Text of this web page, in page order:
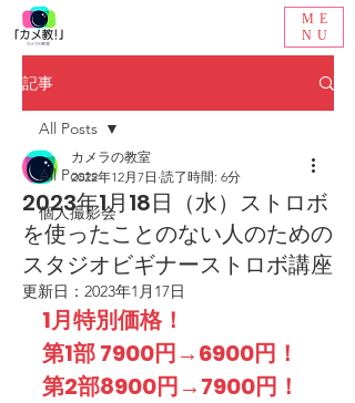
ME
NU
記事
All Posts
個人撮影会
All Posts
2023年1月18日（水）ストロボ
を使ったことのない人のための
スタジオビギナーストロボ講座
カメラの教室
2022年12月7日 読了時間: 6分
更新日： 2023年1月17日
1月特別価格！
第1部 7900円→6900円！
第2部8900円→7900円！